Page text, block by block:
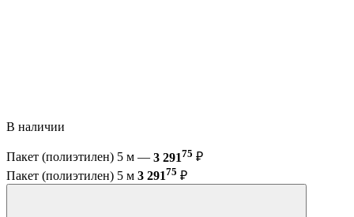
В наличии
Пакет (полиэтилен) 5 м — 3 29175 ₽
Пакет (полиэтилен) 5 м 3 29175 ₽